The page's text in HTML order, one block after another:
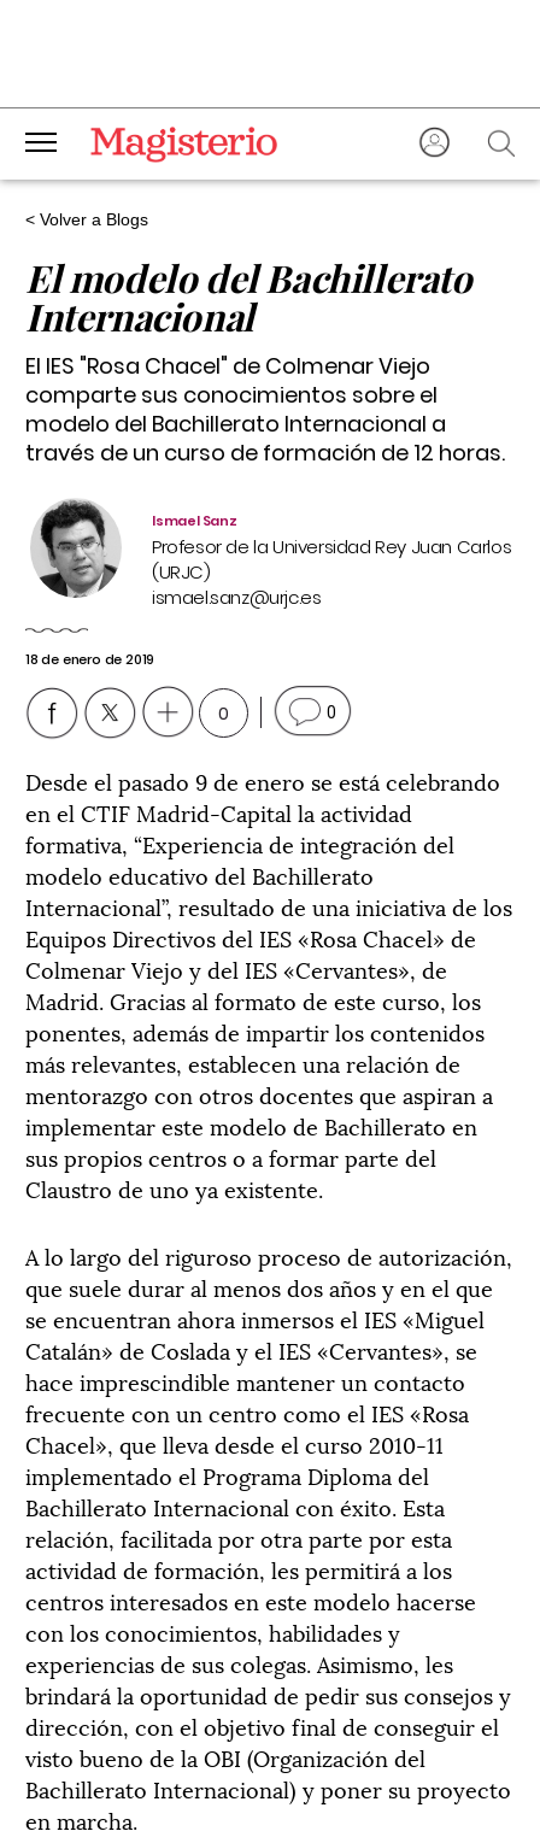
< Volver a Blogs
El modelo del Bachillerato
Internacional
El IES "Rosa Chacel" de Colmenar Viejo
comparte sus conocimientos sobre el
modelo del Bachillerato Internacional a
través de un curso de formación de 12 horas.
Ismael Sanz
Profesor de la Universidad Rey Juan Carlos
(URJC)
ismael.sanz@urjc.es
18 de enero de 2019
0 0
Desde el pasado 9 de enero se está celebrando
en el CTIF Madrid-Capital la actividad
formativa, “Experiencia de integración del
modelo educativo del Bachillerato
Internacional”, resultado de una iniciativa de los
Equipos Directivos del IES «Rosa Chacel» de
Colmenar Viejo y del IES «Cervantes», de
Madrid. Gracias al formato de este curso, los
ponentes, además de impartir los contenidos
más relevantes, establecen una relación de
mentorazgo con otros docentes que aspiran a
implementar este modelo de Bachillerato en
sus propios centros o a formar parte del
Claustro de uno ya existente.
A lo largo del riguroso proceso de autorización,
que suele durar al menos dos años y en el que
se encuentran ahora inmersos el IES «Miguel
Catalán» de Coslada y el IES «Cervantes», se
hace imprescindible mantener un contacto
frecuente con un centro como el IES «Rosa
Chacel», que lleva desde el curso 2010-11
implementado el Programa Diploma del
Bachillerato Internacional con éxito. Esta
relación, facilitada por otra parte por esta
actividad de formación, les permitirá a los
centros interesados en este modelo hacerse
con los conocimientos, habilidades y
experiencias de sus colegas. Asimismo, les
brindará la oportunidad de pedir sus consejos y
dirección, con el objetivo final de conseguir el
visto bueno de la OBI (Organización del
Bachillerato Internacional) y poner su proyecto
en marcha.